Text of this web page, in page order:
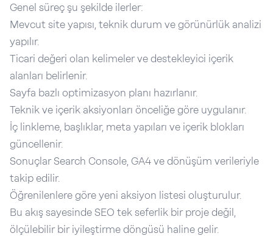
Genel süreç şu şekilde ilerler:
Mevcut site yapısı, teknik durum ve görünürlük analizi
yapılır.
Ticari değeri olan kelimeler ve destekleyici içerik
alanları belirlenir.
Sayfa bazlı optimizasyon planı hazırlanır.
Teknik ve içerik aksiyonları önceliğe göre uygulanır.
İç linkleme, başlıklar, meta yapıları ve içerik blokları
güncellenir.
Sonuçlar Search Console, GA4 ve dönüşüm verileriyle
takip edilir.
Öğrenilenlere göre yeni aksiyon listesi oluşturulur.
Bu akış sayesinde SEO tek seferlik bir proje değil,
ölçülebilir bir iyileştirme döngüsü haline gelir.